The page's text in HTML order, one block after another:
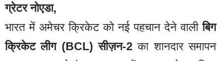
ग्रेटर नोएडा,
भारत में अमेचर क्रिकेट को नई पहचान देने वालीबिग
क्रिकेट लीग (BCL) सीज़न-2 का शानदार समापन